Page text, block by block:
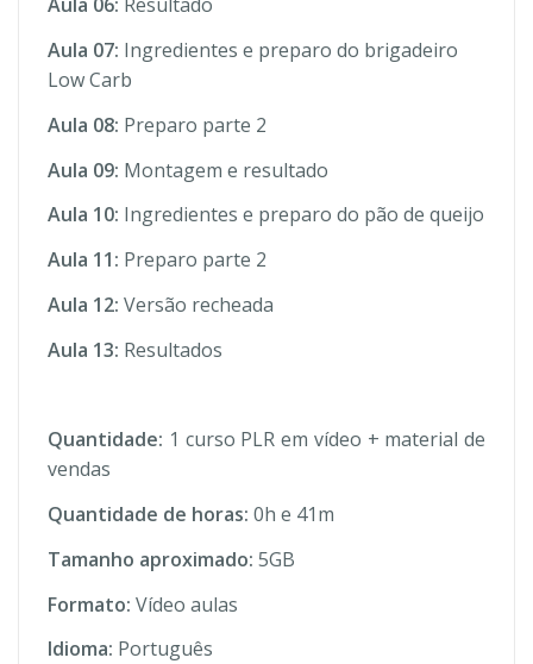
Aula 07: Ingredientes e preparo do brigadeiro
Low Carb
Aula 08: Preparo parte 2
Aula 09: Montagem e resultado
Aula 10: Ingredientes e preparo do pão de queijo
Aula 11: Preparo parte 2
Aula 12: Versão recheada
Aula 13: Resultados
Quantidade: 1 curso PLR em vídeo + material de
vendas
Quantidade de horas: 0h e 41m
Tamanho aproximado: 5GB
Formato: Vídeo aulas
Idioma: Português